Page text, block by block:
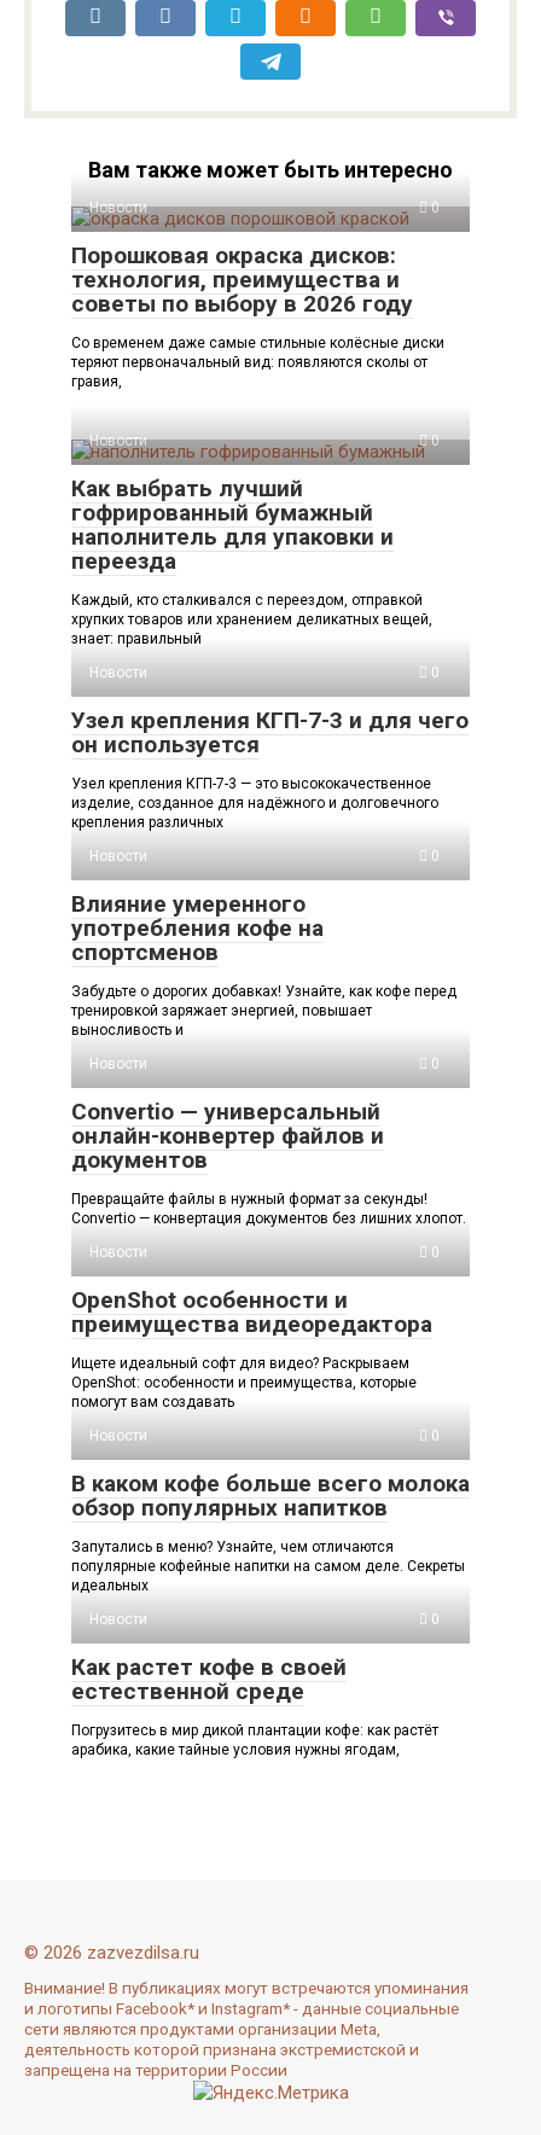
Вам также может быть интересно
Новости 0
Порошковая окраска дисков:
технология, преимущества и
советы по выбору в 2026 году
Со временем даже самые стильные колёсные диски
теряют первоначальный вид: появляются сколы от
гравия,
Новости 0
Как выбрать лучший
гофрированный бумажный
наполнитель для упаковки и
переезда
Каждый, кто сталкивался с переездом, отправкой
хрупких товаров или хранением деликатных вещей,
знает: правильный
Новости
0
Узел крепления КГП-7-3 и для чего
он используется
Узел крепления КГП-7-3 — это высококачественное
изделие, созданное для надёжного и долговечного
крепления различных
Новости
0
Влияние умеренного
употребления кофе на
спортсменов
Забудьте о дорогих добавках! Узнайте, как кофе перед
тренировкой заряжает энергией, повышает
выносливость и
Новости
0
Convertio — универсальный
онлайн-конвертер файлов и
документов
Превращайте файлы в нужный формат за секунды!
Convertio — конвертация документов без лишних хлопот.
Новости
0
OpenShot особенности и
преимущества видеоредактора
Ищете идеальный софт для видео? Раскрываем
OpenShot: особенности и преимущества, которые
помогут вам создавать
Новости
0
В каком кофе больше всего молока
обзор популярных напитков
Запутались в меню? Узнайте, чем отличаются
популярные кофейные напитки на самом деле. Секреты
идеальных
Новости
0
Как растет кофе в своей
естественной среде
Погрузитесь в мир дикой плантации кофе: как растёт
арабика, какие тайные условия нужны ягодам,
© 2026 zazvezdilsa.ru
Внимание! В публикациях могут встречаются упоминания
и логотипы Facebook* и Instagram* - данные социальные
сети являются продуктами организации Meta,
деятельность которой признана экстремистской и
запрещена на территории России